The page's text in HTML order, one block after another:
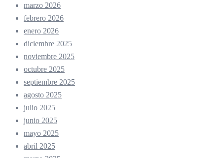
marzo 2026
febrero 2026
enero 2026
diciembre 2025
noviembre 2025
octubre 2025
septiembre 2025
agosto 2025
julio 2025
junio 2025
mayo 2025
abril 2025